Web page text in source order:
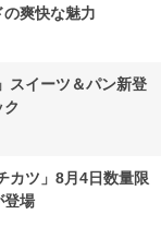
爽快な魅力
スイーツ＆パン新登
カツ」8月4日数量限
登場